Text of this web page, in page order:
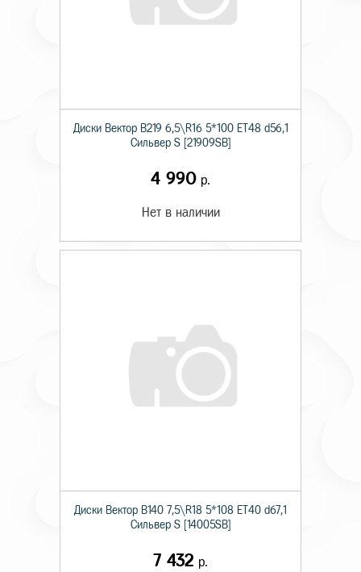
Диски Вектор В219 6,5\R16 5*100 ET48 d56,1
Сильвер S [21909SB]
4 990 р.
Нет в наличии
Диски Вектор В140 7,5\R18 5*108 ET40 d67,1
Сильвер S [14005SB]
7 432 р.